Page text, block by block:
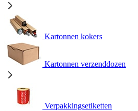
Kartonnen kokers
Kartonnen verzenddozen
Verpakkingsetiketten